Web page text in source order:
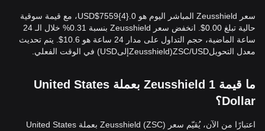
سعر Zeusshield المباشر اليوم هو 0.{​4}7559$USD، مع قيمة سوقية
حالية تبلغ 0.00$. انخفض سعر Zeusshield بنسبة 0.31% خلال الـ 24
ساعة الماضية، حجم التداول على مدار 24 ساعة هو 10.6$. يتم تحديث
معدل التحويلZSC/USD(ZeusshieldإلىUSD) في الوقت الفعلي.
ما قيمة 1 Zeusshield بعملة United States
Dollar؟
اعتبارًا من الآن، يُقيّم سعر Zeusshield (ZSC) بعملة United States